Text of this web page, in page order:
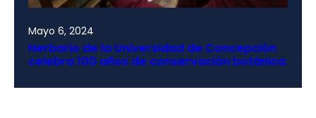
Mayo 6, 2024
Herbario de la Universidad de Concepción
celebra 100 años de conservación botánica